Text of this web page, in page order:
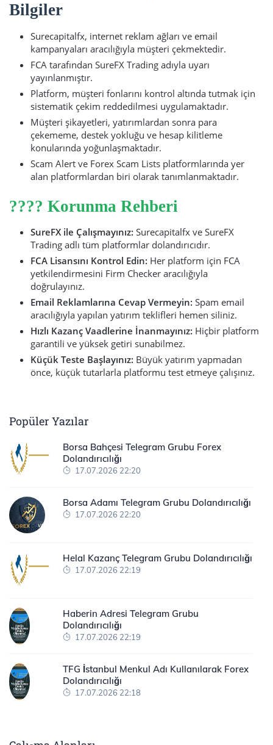
Bilgiler
Surecapitalfx, internet reklam ağları ve email
kampanyaları aracılığıyla müşteri çekmektedir.
FCA tarafından SureFX Trading adıyla uyarı
yayınlanmıştır.
Platform, müşteri fonlarını kontrol altında tutmak için
sistematik çekim reddedilmesi uygulamaktadır.
Müşteri şikayetleri, yatırımlardan sonra para
çekememe, destek yokluğu ve hesap kilitleme
konularında yoğunlaşmaktadır.
Scam Alert ve Forex Scam Lists platformlarında yer
alan platformlardan biri olarak tanımlanmaktadır.
????️ Korunma Rehberi
SureFX ile Çalışmayınız: Surecapitalfx ve SureFX
Trading adlı tüm platformlar dolandırıcıdır.
FCA Lisansını Kontrol Edin: Her platform için FCA
yetkilendirmesini Firm Checker aracılığıyla
doğrulayınız.
Email Reklamlarına Cevap Vermeyin: Spam email
aracılığıyla yapılan yatırım teklifleri hemen siliniz.
Hızlı Kazanç Vaadlerine İnanmayınız: Hiçbir platform
garantili ve yüksek getiri sunabilmez.
Küçük Teste Başlayınız: Büyük yatırım yapmadan
önce, küçük tutarlarla platformu test etmeye çalışınız.
Popüler Yazılar
Borsa Bahçesi Telegram Grubu Forex
Dolandırıcılığı
17.07.2026 22:20
Borsa Adamı Telegram Grubu Dolandırıcılığı
17.07.2026 22:20
Helal Kazanç Telegram Grubu Dolandırıcılığı
17.07.2026 22:19
Haberin Adresi Telegram Grubu
Dolandırıcılığı
17.07.2026 22:19
TFG İstanbul Menkul Adı Kullanılarak Forex
Dolandırıcılığı
17.07.2026 22:18